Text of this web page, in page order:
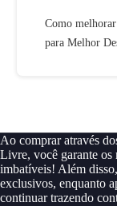
Como
para Melhor
Ao comprar através
Livre, você garante os
imbatíveis! Além
exclusivos, enquanto
continuar trazendo